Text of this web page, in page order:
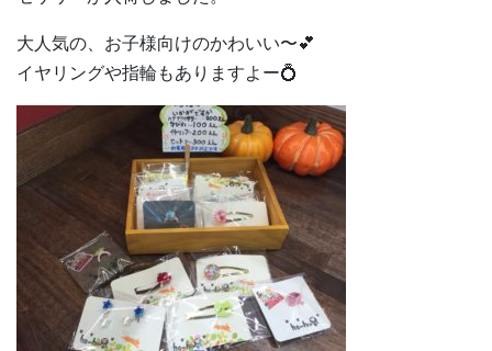
大人気の、お子様向けのかわいい〜💕
イヤリングや指輪もありますよー💍